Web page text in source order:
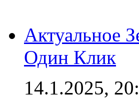
Актуальное
Один Клик
14.1.2025,